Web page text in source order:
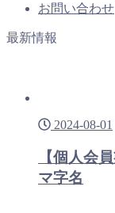
お問い合わせ
最新情報
2024-08-01
【個人会
マ字名